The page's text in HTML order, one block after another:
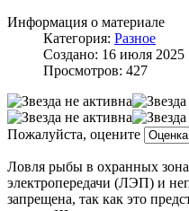
Информация о материале
Категория: Разное
Создано: 16 июля 2025
Просмотров: 427
Пожалуйста, оцените
Ловля рыбы в охранных
электропередачи (ЛЭП) и
запрещена, так как это